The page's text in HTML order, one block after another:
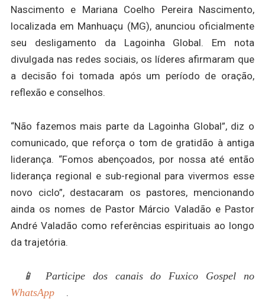
Nascimento e Mariana Coelho Pereira Nascimento,
localizada em Manhuaçu (MG), anunciou oficialmente
seu desligamento da Lagoinha Global. Em nota
divulgada nas redes sociais, os líderes afirmaram que
a decisão foi tomada após um período de oração,
reflexão e conselhos.
“Não fazemos mais parte da Lagoinha Global”, diz o
comunicado, que reforça o tom de gratidão à antiga
liderança. “Fomos abençoados, por nossa até então
liderança regional e sub-regional para vivermos esse
novo ciclo”, destacaram os pastores, mencionando
ainda os nomes de Pastor Márcio Valadão e Pastor
André Valadão como referências espirituais ao longo
da trajetória.
📱 Participe dos canais do Fuxico Gospel no
WhatsApp
.